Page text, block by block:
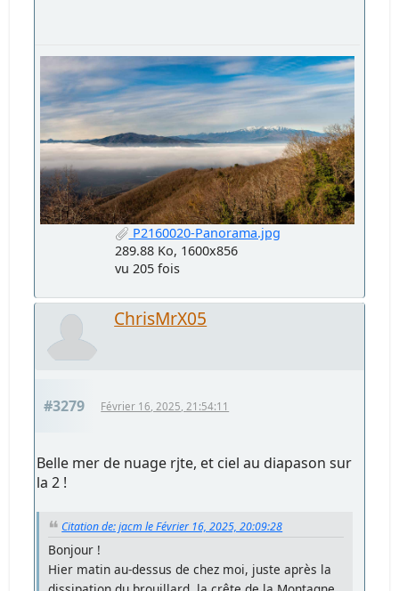
P2160020-Panorama.jpg
289.88 Ko, 1600x856
vu 205 fois
ChrisMrX05
#3279 Février 16, 2025, 21:54:11
Belle mer de nuage rjte, et ciel au diapason sur
la 2 !
Citation de: jacm le Février 16, 2025, 20:09:28
Bonjour !
Hier matin au-dessus de chez moi, juste après la